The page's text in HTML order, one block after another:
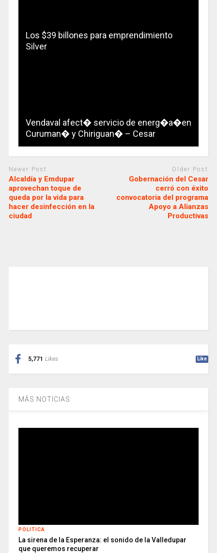
Los $39 billones para emprendimiento
Silver
Vendaval afect� servicio de energ�a�en
Curuman� y Chiriguan� – Cesar
Newer Post
Alcaldía y Emdupar
aprovechan toque de
queda por la vida para
hacer desinfección en la
ciudad
Older Post
Gobernación del Cesar
cerró con éxito
convocatoria del programa
Apoyo a Alianzas
Productivas
5,771 Likes Like
MÁS NOTICIAS
POLITICA
La sirena de la Esperanza: el sonido de la Valledupar
que queremos recuperar